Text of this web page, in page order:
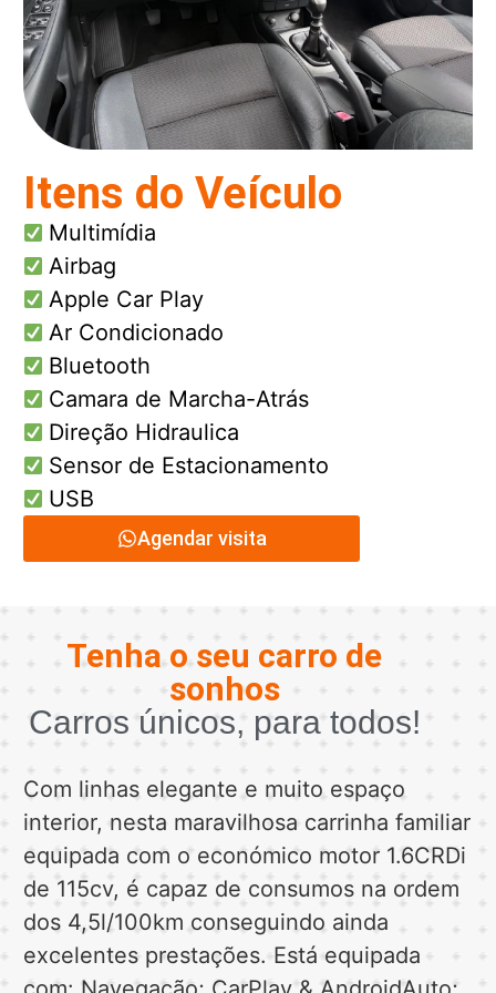
Itens do Veículo
Multimídia
Airbag
Apple Car Play
Ar Condicionado
Bluetooth
Camara de Marcha-Atrás
Direção Hidraulica
Sensor de Estacionamento
USB
Agendar visita
Tenha o seu carro de
sonhos
Carros únicos, para todos!
Com linhas elegante e muito espaço
interior, nesta maravilhosa carrinha familiar
equipada com o económico motor 1.6CRDi
de 115cv, é capaz de consumos na ordem
dos 4,5l/100km conseguindo ainda
excelentes prestações. Está equipada